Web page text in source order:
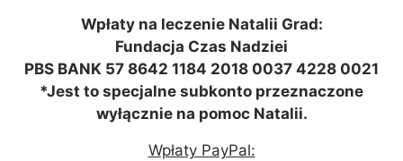
Wpłaty na leczenie Natalii Grad:
Fundacja Czas Nadziei
PBS BANK 57 8642 1184 2018 0037 4228 0021
*Jest to specjalne subkonto przeznaczone
wyłącznie na pomoc Natalii.
Wpłaty PayPal: